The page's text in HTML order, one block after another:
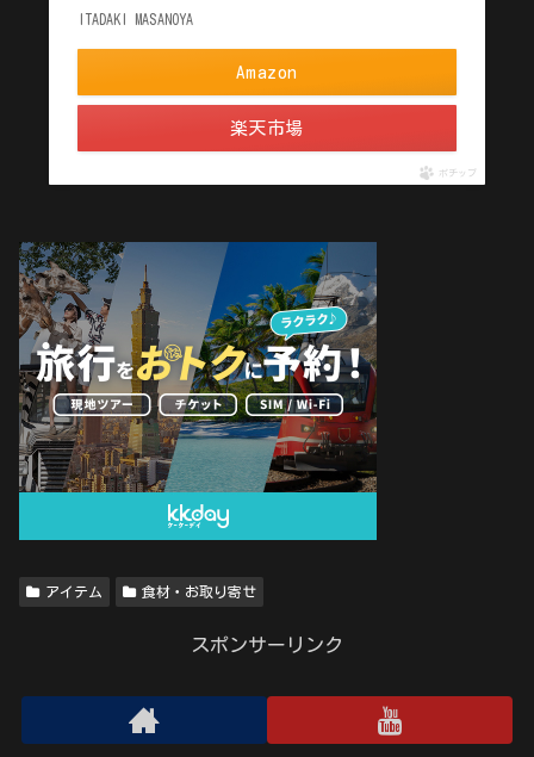
ITADAKI MASANOYA
Amazon
楽天市場
ポチップ
アイテム 食材・お取り寄せ
スポンサーリンク